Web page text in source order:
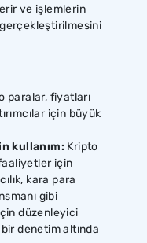
ve işlemlerin
paralar, fiyatları
için büyük
kullanım: Kripto
için
kara para
gibi
düzenleyici
denetim altında